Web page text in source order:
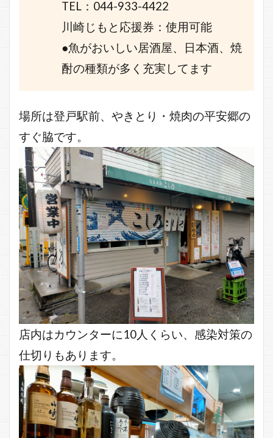
TEL：044-933-4422
川崎じもと応援券：使用可能
●魚がおいしい居酒屋、日本酒、焼
酎の種類が多く充実してます
場所は登戸駅前、やきとり・焼肉の平安郷の
すぐ脇です。
店内はカウンターに10人くらい、感染対策の
仕切りもあります。